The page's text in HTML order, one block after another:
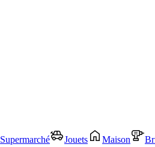
Supermarché Jouets Maison